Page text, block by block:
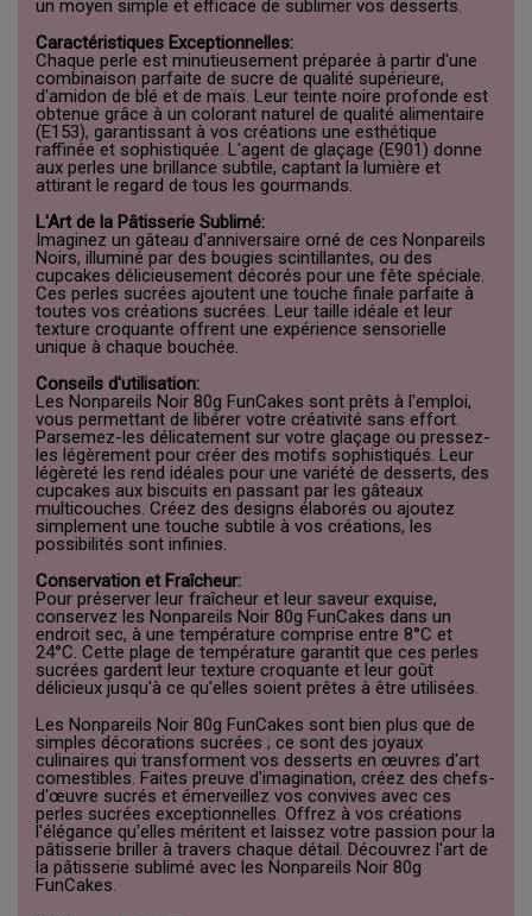
un moyen simple et efficace de sublimer vos desserts.
Caractéristiques Exceptionnelles:
Chaque perle est minutieusement préparée à partir d'une
combinaison parfaite de sucre de qualité supérieure,
d'amidon de blé et de maïs. Leur teinte noire profonde est
obtenue grâce à un colorant naturel de qualité alimentaire
(E153), garantissant à vos créations une esthétique
raffinée et sophistiquée. L'agent de glaçage (E901) donne
aux perles une brillance subtile, captant la lumière et
attirant le regard de tous les gourmands.
L'Art de la Pâtisserie Sublimé:
Imaginez un gâteau d'anniversaire orné de ces Nonpareils
Noirs, illuminé par des bougies scintillantes, ou des
cupcakes délicieusement décorés pour une fête spéciale.
Ces perles sucrées ajoutent une touche finale parfaite à
toutes vos créations sucrées. Leur taille idéale et leur
texture croquante offrent une expérience sensorielle
unique à chaque bouchée.
Conseils d'utilisation:
Les Nonpareils Noir 80g FunCakes sont prêts à l'emploi,
vous permettant de libérer votre créativité sans effort.
Parsemez-les délicatement sur votre glaçage ou pressez-
les légèrement pour créer des motifs sophistiqués. Leur
légèreté les rend idéales pour une variété de desserts, des
cupcakes aux biscuits en passant par les gâteaux
multicouches. Créez des designs élaborés ou ajoutez
simplement une touche subtile à vos créations, les
possibilités sont infinies.
Conservation et Fraîcheur:
Pour préserver leur fraîcheur et leur saveur exquise,
conservez les Nonpareils Noir 80g FunCakes dans un
endroit sec, à une température comprise entre 8°C et
24°C. Cette plage de température garantit que ces perles
sucrées gardent leur texture croquante et leur goût
délicieux jusqu'à ce qu'elles soient prêtes à être utilisées.
Les Nonpareils Noir 80g FunCakes sont bien plus que de
simples décorations sucrées ; ce sont des joyaux
culinaires qui transforment vos desserts en œuvres d'art
comestibles. Faites preuve d'imagination, créez des chefs-
d'œuvre sucrés et émerveillez vos convives avec ces
perles sucrées exceptionnelles. Offrez à vos créations
l'élégance qu'elles méritent et laissez votre passion pour la
pâtisserie briller à travers chaque détail. Découvrez l'art de
la pâtisserie sublimé avec les Nonpareils Noir 80g
FunCakes.